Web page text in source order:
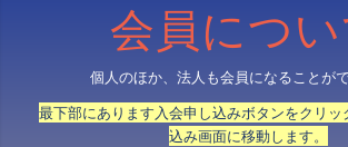
会員につい
個人のほか、法人も会員になることがで
最下部にあります入会申し込みボタンをクリッ
込み画面に移動します。